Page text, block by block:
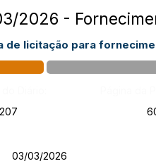
2026 -
de licitação para
03/03/2026